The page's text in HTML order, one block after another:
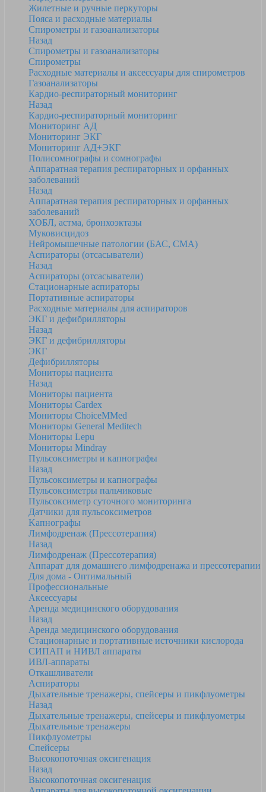
Жилетные и ручные перкуторы
Пояса и расходные материалы
Спирометры и газоанализаторы
Назад
Спирометры и газоанализаторы
Спирометры
Расходные материалы и аксессуары для спирометров
Газоанализаторы
Кардио-респираторный мониторинг
Назад
Кардио-респираторный мониторинг
Мониторинг АД
Мониторинг ЭКГ
Мониторинг АД+ЭКГ
Полисомнографы и сомнографы
Аппаратная терапия респираторных и орфанных
заболеваний
Назад
Аппаратная терапия респираторных и орфанных
заболеваний
ХОБЛ, астма, бронхоэктазы
Муковисцидоз
Нейромышечные патологии (БАС, СМА)
Аспираторы (отсасыватели)
Назад
Аспираторы (отсасыватели)
Стационарные аспираторы
Портативные аспираторы
Расходные материалы для аспираторов
ЭКГ и дефибрилляторы
Назад
ЭКГ и дефибрилляторы
ЭКГ
Дефибрилляторы
Мониторы пациента
Назад
Мониторы пациента
Мониторы Cardex
Мониторы ChoiceMMed
Мониторы General Meditech
Мониторы Lepu
Мониторы Mindray
Пульсоксиметры и капнографы
Назад
Пульсоксиметры и капнографы
Пульсоксиметры пальчиковые
Пульсоксиметр суточного мониторинга
Датчики для пульсоксиметров
Kапнографы
Лимфодренаж (Прессотерапия)
Назад
Лимфодренаж (Прессотерапия)
Аппарат для домашнего лимфодренажа и прессотерапии
Для дома - Оптимальный
Профессиональные
Аксессуары
Аренда медицинского оборудования
Назад
Аренда медицинского оборудования
Стационарные и портативные источники кислорода
СИПАП и НИВЛ аппараты
ИВЛ-аппараты
Откашливатели
Аспираторы
Дыхательные тренажеры, спейсеры и пикфлуометры
Назад
Дыхательные тренажеры, спейсеры и пикфлуометры
Дыхательные тренажеры
Пикфлуометры
Спейсеры
Высокопоточная оксигенация
Назад
Высокопоточная оксигенация